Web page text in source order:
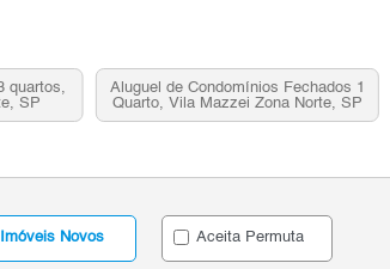
quartos,
SP
Aluguel de Condomínios Fechados 1
Quarto, Vila Mazzei Zona Norte, SP
Imóveis Novos Aceita Permuta